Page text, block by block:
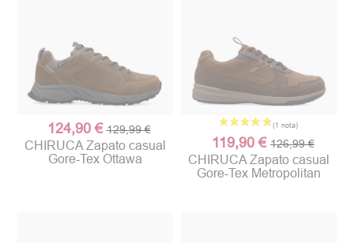
124,90 € 129,99 €
CHIRUCA Zapato casual
Gore-Tex Ottawa
119,90 € 126,99 €
CHIRUCA Zapato casual
Gore-Tex Metropolitan